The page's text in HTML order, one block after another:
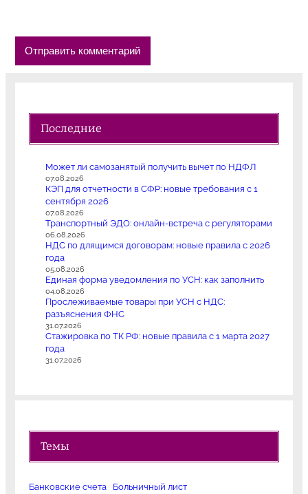
Последние
Может ли самозанятый получить вычет по НДФЛ
07.08.2026
КЭП для отчетности в СФР: новые требования с 1
сентября 2026
07.08.2026
Транспортный ЭДО: онлайн-встреча с регуляторами
06.08.2026
НДС по длящимся договорам: новые правила с 2026
года
05.08.2026
Единая форма уведомления по УСН: как заполнить
04.08.2026
Прослеживаемые товары при УСН с НДС:
разъяснения ФНС
31.07.2026
Стажировка по ТК РФ: новые правила с 1 марта 2027
года
31.07.2026
Темы
Банковские счета
Больничный лист